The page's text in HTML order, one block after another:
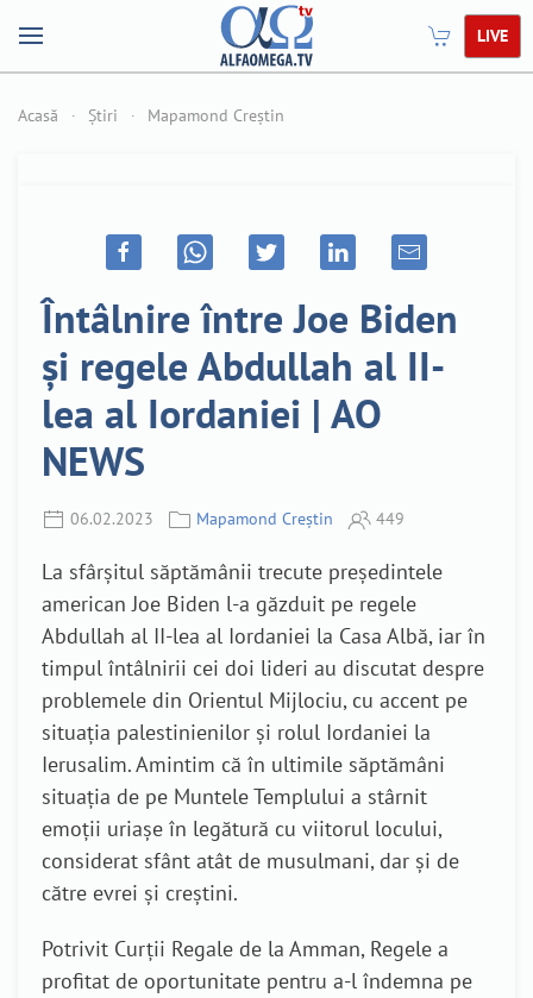
LIVE
Acasă Știri Mapamond Creștin
Întâlnire între Joe Biden
și regele Abdullah al II-
lea al Iordaniei | AO
NEWS
06.02.2023 Mapamond Creștin 449
La sfârșitul săptămânii trecute președintele
american Joe Biden l-a găzduit pe regele
Abdullah al II-lea al Iordaniei la Casa Albă, iar în
timpul întâlnirii cei doi lideri au discutat despre
problemele din Orientul Mijlociu, cu accent pe
situația palestinienilor și rolul Iordaniei la
Ierusalim. Amintim că în ultimile săptămâni
situația de pe Muntele Templului a stârnit
emoții uriașe în legătură cu viitorul locului,
considerat sfânt atât de musulmani, dar și de
către evrei și creștini.
Potrivit Curții Regale de la Amman, Regele a
profitat de oportunitate pentru a-l îndemna pe